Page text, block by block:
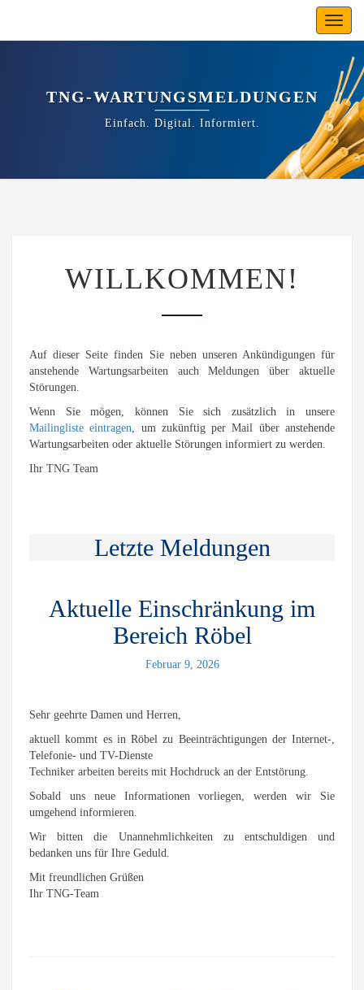
Toggle
TNG-WARTUNGSMELDUNGEN
Einfach. Digital. Informiert.
WILLKOMMEN!
Auf dieser Seite finden Sie neben unseren Ankündigungen für
anstehende Wartungsarbeiten auch Meldungen über aktuelle
Störungen.
Wenn Sie mögen, können Sie sich zusätzlich in unsere
Mailingliste eintragen, um zukünftig per Mail über anstehende
Wartungsarbeiten oder aktuelle Störungen informiert zu werden.
Ihr TNG Team
Letzte Meldungen
Aktuelle Einschränkung im
Bereich Röbel
Februar 9, 2026
Sehr geehrte Damen und Herren,
aktuell kommt es in Röbel zu Beeinträchtigungen der Internet-,
Telefonie- und TV-Dienste
Techniker arbeiten bereits mit Hochdruck an der Entstörung.
Sobald uns neue Informationen vorliegen, werden wir Sie
umgehend informieren.
Wir bitten die Unannehmlichkeiten zu entschuldigen und
bedanken uns für Ihre Geduld.
Mit freundlichen Grüßen
Ihr TNG-Team